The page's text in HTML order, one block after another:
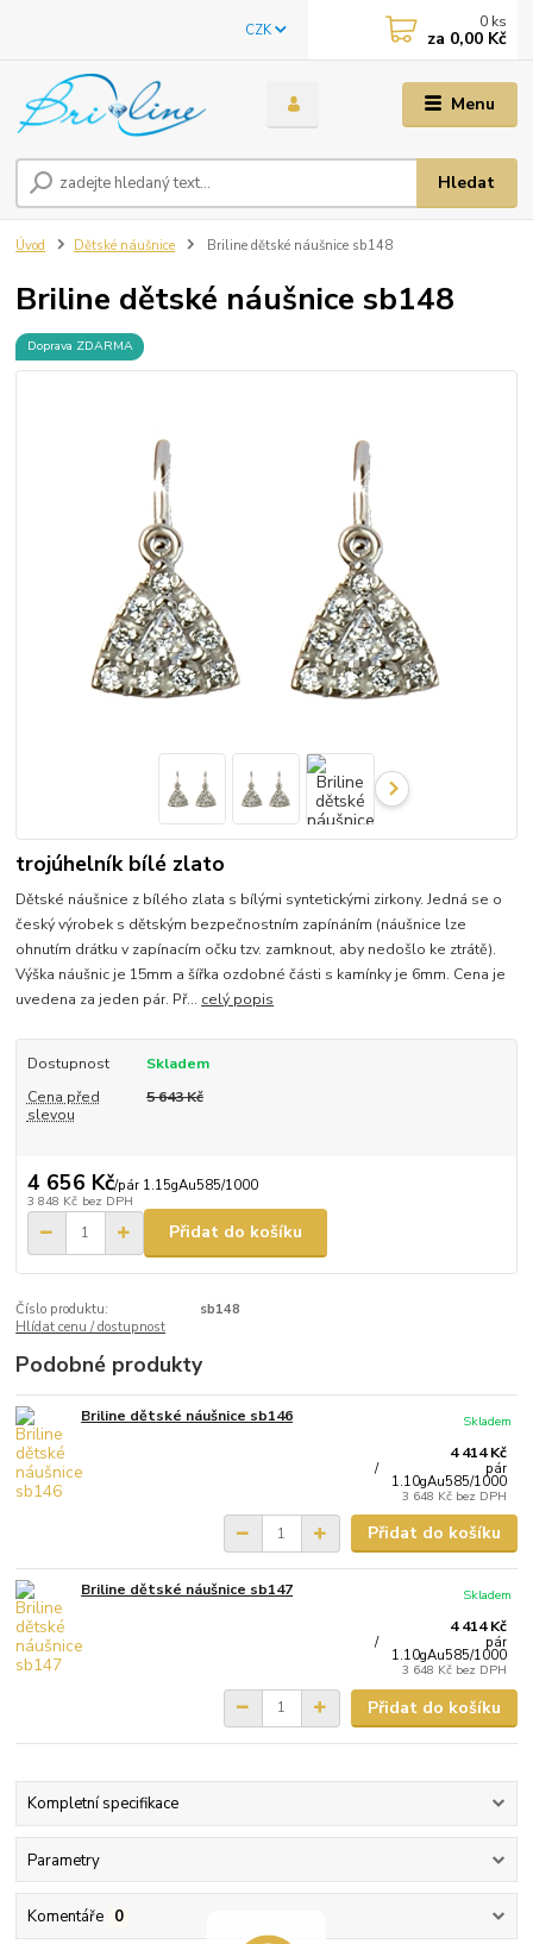
Menu
CZK
Hledat
0 ks
za 0,00 Kč
Úvod Dětské náušnice Briline dětské náušnice sb148
Briline dětské náušnice sb148
Doprava ZDARMA
trojúhelník bílé zlato
Dětské náušnice z bílého zlata s bílými syntetickými zirkony. Jedná se o
český výrobek s dětským bezpečnostním zapínáním (náušnice lze
ohnutím drátku v zapínacím očku tzv. zamknout, aby nedošlo ke ztrátě).
Výška náušnic je 15mm a šířka ozdobné části s kamínky je 6mm. Cena je
uvedena za jeden pár. Př... celý popis
Dostupnost
Skladem
Cena před
slevou
5 643 Kč
4 656 Kč/pár 1.15gAu585/1000
3 848 Kč bez DPH
Přidat do košíku
Číslo produktu:
sb148
Hlídat cenu / dostupnost
Podobné produkty
Briline dětské náušnice sb146
4 414 Kč
/ pár
1.10gAu585/1000
3 648 Kč bez DPH
Skladem
Přidat do košíku
Briline dětské náušnice sb147
4 414 Kč
/ pár
1.10gAu585/1000
3 648 Kč bez DPH
Skladem
Přidat do košíku
Kompletní specifikace
Parametry
Komentáře 0